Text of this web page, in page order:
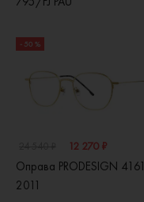
- 50 %
12 270 ₽
Оправа PRODESIGN 4161
2011